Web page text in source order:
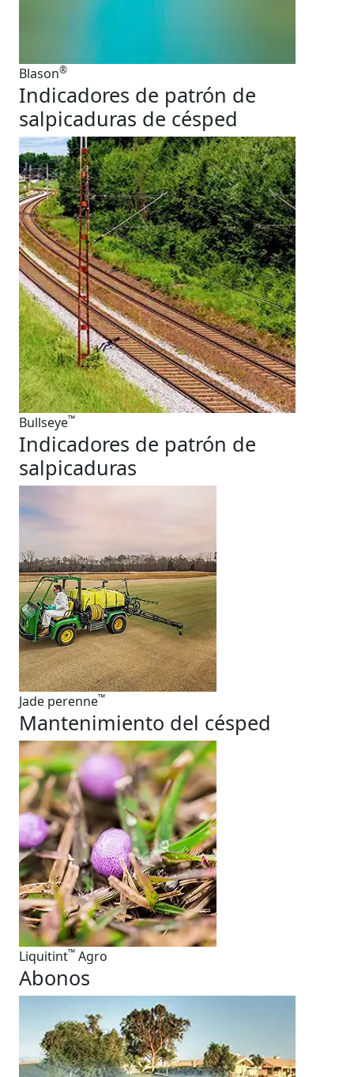
Blason®
Indicadores de patrón de
salpicaduras de césped
Bullseye™
Indicadores de patrón de
salpicaduras
Jade perenne™
Mantenimiento del césped
Liquitint™ Agro
Abonos